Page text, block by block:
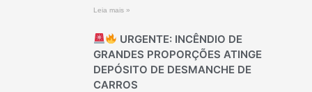
Leia mais »
URGENTE: INCÊNDIO DE
GRANDES PROPORÇÕES ATINGE
DEPÓSITO DE DESMANCHE DE
CARROS